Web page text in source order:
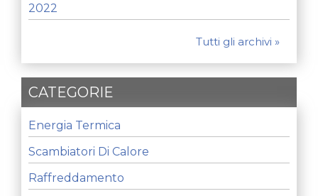
2022
Tutti gli archivi »
CATEGORIE
Energia Termica
Scambiatori Di Calore
Raffreddamento